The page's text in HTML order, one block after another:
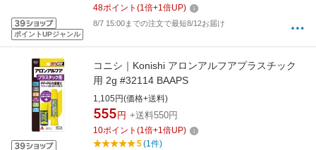
ポイントUPジャンル
48ポイント (1倍+1倍UP)
8/7 15:00までの注文で最短8/12お届け
コニシ｜Konishi アロンアルフアプラスチック
用 2g #32114 BAAPS
1,105円(価格+送料)
555 円 +送料550円
10ポイント (1倍+1倍UP)
5(1件)